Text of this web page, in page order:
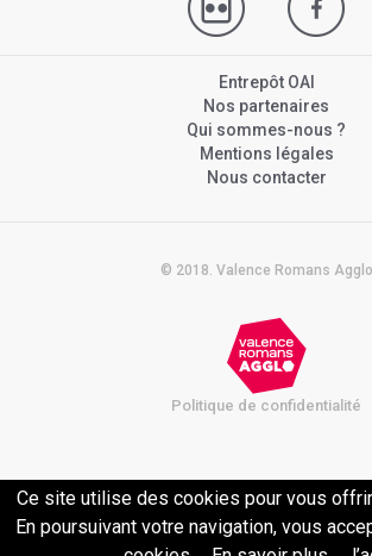
Entrepôt OAI
Nos partenaires
Qui sommes-nous ?
Mentions légales
Nous contacter
© 2018. Valence Romans Agglo
Politique de confidentialité
Ce site utilise des cookies pour vous
En poursuivant votre navigation, vous